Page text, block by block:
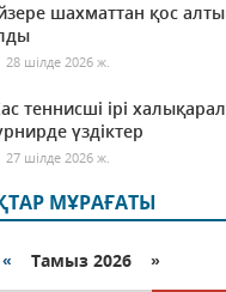
шахматтан қос
28 шілде 2026 ж.
теннисші ірі
үздіктер
27 шілде 2026 ж.
МҰРАҒАТЫ
« Тамыз 2026 »